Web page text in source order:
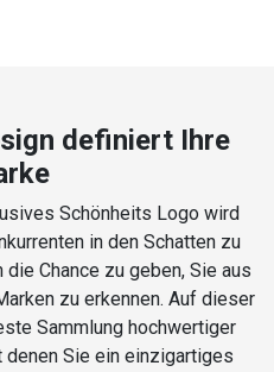
definiert Ihre
Schönheits Logo wird
in den Schatten zu
Chance zu geben, Sie aus
zu erkennen. Auf dieser
Sammlung hochwertiger
Sie ein einzigartiges